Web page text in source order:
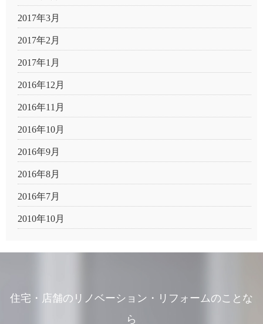
2017年3月
2017年2月
2017年1月
2016年12月
2016年11月
2016年10月
2016年9月
2016年8月
2016年7月
2010年10月
住宅・店舗のリノベーション・リフォームのことな
ら